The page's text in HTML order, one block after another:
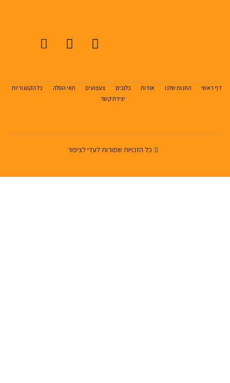
דף ראשי החנות שלנו אודות כלובים צעצועים תאי הטלה
כל הקטגוריות
יצירת קשר
כל הזכויות שמורות לעדי לציפור